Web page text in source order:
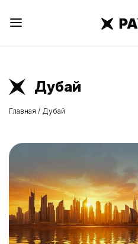
Дубай
Главная / Дубай